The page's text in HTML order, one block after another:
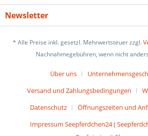
Newsletter
* Alle Preise inkl. gesetzl. Mehrwertsteuer zzgl.
Nachnahmegebühren, wenn nicht
Über uns
Versand und Zahlungsbedingungen
Datenschutz
Öffnungszeiten und
Impressum Seepferdchen24 (